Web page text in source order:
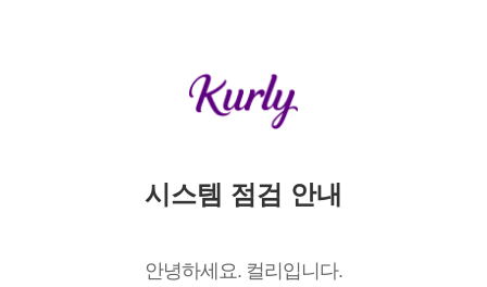
시스템 점검 안내
안녕하세요. 컬리입니다.